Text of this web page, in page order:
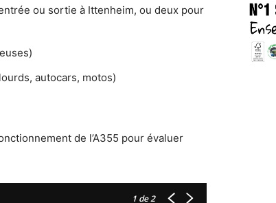
ou sortie à Ittenheim, ou deux pour
autocars, motos)
de l’A355 pour évaluer
1 de 2